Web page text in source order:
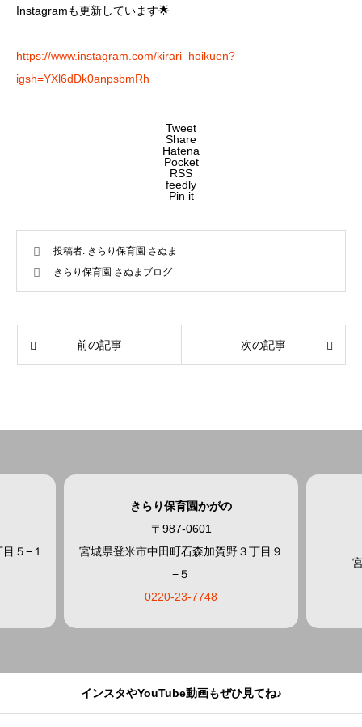
Instagramも更新しています🌟
https://www.instagram.com/kirari_hoikuen?
igsh=YXl6dDk0anpsbmRh
Tweet
Share
Hatena
Pocket
RSS
feedly
Pin it
投稿者: きらり保育園 さぬま
きらり保育園 さぬまブログ
前の記事 次の記事
５−１
きらり保育園かがの
〒987-0601
宮城県登米市中田町石森加賀野３丁目９
−５
0220-23-7748
インスタやYouTube動画もぜひ見てね♪